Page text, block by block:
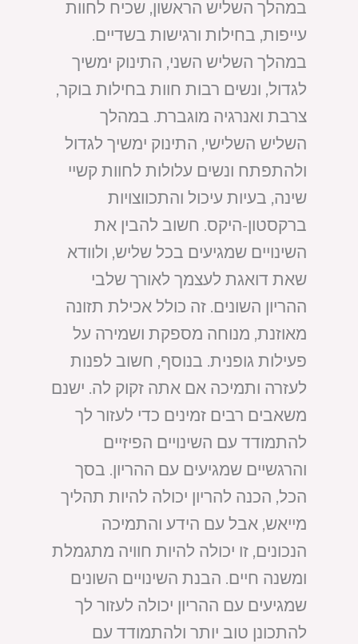
במהלך השליש הראשון, שכיח לחוות
עייפות, בחילות ורגישות בשדיים.
במהלך השליש השני, התינוק ימשיך
לגדול, ונשים רבות חוות בחילות בוקר,
צרבת ואנרגיה מוגברת. במהלך
השליש השלישי, התינוק ימשיך לגדול
ולהתפתח ונשים עלולות לחוות קשיי
שינה, בעיות עיכול והתכווצויות
ברקסטון-היקס. חשוב להבין את
השינויים שמגיעים בכל שליש, ולוודא
שאת דואגת לעצמך לאורך שלבי
ההריון השונים. זה כולל אכילת תזונה
מאוזנת, מנוחה מספקת ושמירה על
פעילות גופנית. בנוסף, חשוב לפנות
לעזרה ותמיכה אם אתה זקוק לה. ישנם
משאבים רבים זמינים כדי לעזור לך
להתמודד עם השינויים הפיזיים
והרגשיים שמגיעים עם ההריון. בסך
הכל, הכנה להריון יכולה להיות תהליך
מייאש, אבל עם הידע והתמיכה
הנכונים, זו יכולה להיות חוויה מתגמלת
ומשנה חיים. הבנת השינויים השונים
שמגיעים עם ההריון יכולה לעזור לך
להתכונן טוב יותר ולהתמודד עם